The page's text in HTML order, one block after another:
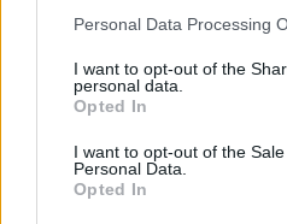
Personal Data Processing
I want to opt-out of the
personal data.
Opted In
I want to opt-out of the
Personal Data.
Opted In